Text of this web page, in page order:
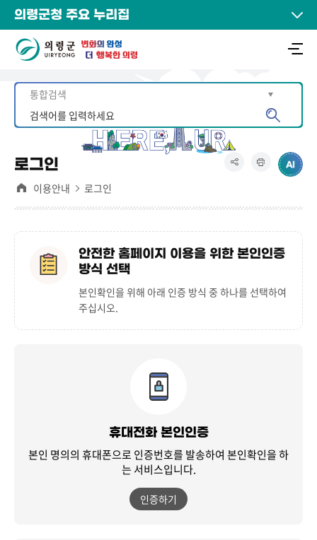
의령군청 주요 누리집
로그인
이용안내 로그인
안전한 홈페이지 이용을 위한 본인인증
방식 선택
본인확인을 위해 아래 인증 방식 중 하나를 선택하여
주십시오.
휴대전화 본인인증
본인 명의의 휴대폰으로 인증번호를 발송하여 본인확인을 하
는 서비스입니다.
인증하기